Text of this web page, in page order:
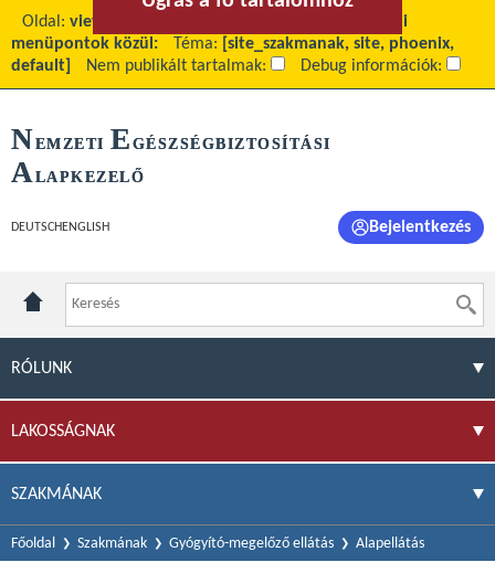
Oldal: view
Kérem válasszon az alábbi
menüpontok közül:
Téma:
[site_szakmanak, site, phoenix,
default]
Nem publikált tartalmak: Debug információk:
NEMZETI E GÉSZSÉGBIZTOSÍTÁSI
ALAPKEZELŐ
DEUTSCH ENGLISH Bejelentkezés
RÓLUNK
LAKOSSÁGNAK
SZAKMÁNAK
Főoldal Szakmának Gyógyító-megelőző ellátás Alapellátás